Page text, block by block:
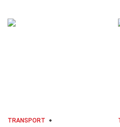
TRANSPORT